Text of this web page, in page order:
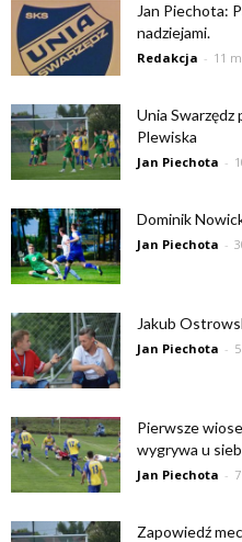
Jan Piechota:
nadziejami.
Redakcja - 11
Unia Swarzędz
Plewiska
Jan Piechota -
Dominik
Jan Piechota -
Jakub
Jan Piechota -
Pierwsze
wygrywa u
Jan Piechota -
Zapowiedź